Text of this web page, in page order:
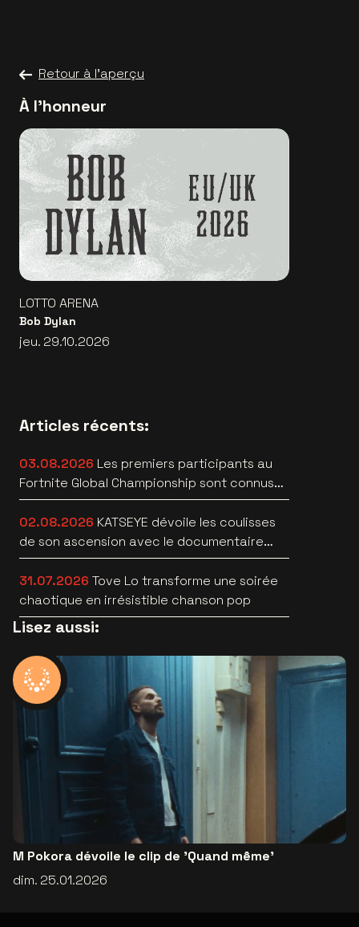
Retour à l'aperçu
À l'honneur
LOTTO ARENA
Bob Dylan
jeu. 29.10.2026
Articles récents:
03.08.2026 Les premiers participants au
Fortnite Global Championship sont connus
àau Lotto Arena
02.08.2026 KATSEYE dévoile les coulisses
de son ascension avec le documentaire
WILD HEARTS [trailer]
31.07.2026 Tove Lo transforme une soirée
chaotique en irrésistible chanson pop
Lisez aussi:
M Pokora dévoile le clip de 'Quand même'
dim. 25.01.2026